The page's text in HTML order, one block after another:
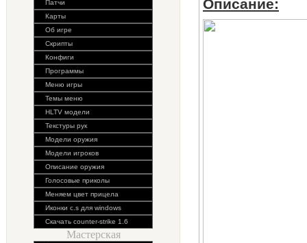
Патчи
Карты
Об игре
Скрипты
Конфиги
Программы
Меню игры
Темы меню
HLTV модели
Текстуры рук
Модели оружия
Модели игроков
Описание оружия
Голосовые приколы
Меняем цвет прицела
Иконки c.s для windows
Скачать counter-strike 1.6
Мастерская
Описание: